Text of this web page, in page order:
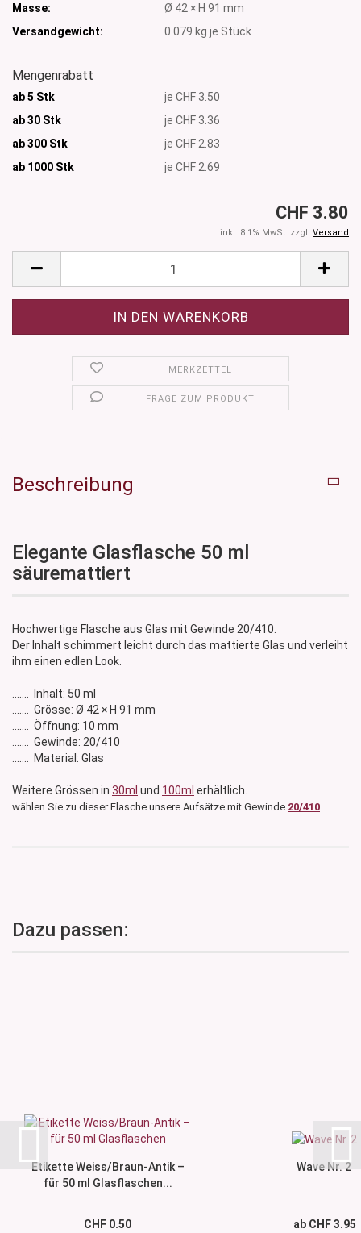
Masse:
Ø 42 × H 91 mm
Versandgewicht:
0.079 kg je Stück
Mengenrabatt
ab 5 Stk
je CHF 3.50
ab 30 Stk
je CHF 3.36
ab 300 Stk
je CHF 2.83
ab 1000 Stk je CHF 2.69
CHF 3.80
inkl. 8.1% MwSt. zzgl. Versand
MERKZETTEL
FRAGE ZUM PRODUKT
Beschreibung
Elegante Glasflasche 50 ml
säuremattiert
Hochwertige Flasche aus Glas mit Gewinde 20/410.
Der Inhalt schimmert leicht durch das mattierte Glas und verleiht
ihm einen edlen Look.
....... Inhalt: 50 ml
....... Grösse: Ø 42 × H 91 mm
​....... Öffnung: 10 mm
....... Gewinde: 20/410
....... Material: Glas
Weitere Grössen in 30ml und 100ml erhältlich.
wählen Sie zu dieser Flasche unsere Aufsätze mit Gewinde 20/410
Dazu passen:
Etikette Weiss/Braun-Antik –
für 50 ml Glasflaschen...
CHF 0.50
Wave Nr. 2
ab CHF 3.95